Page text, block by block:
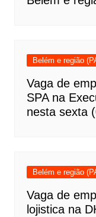
Belém e região
Vaga de
SPA na
nesta sexta
Belém e região
Vaga de
lojistica na